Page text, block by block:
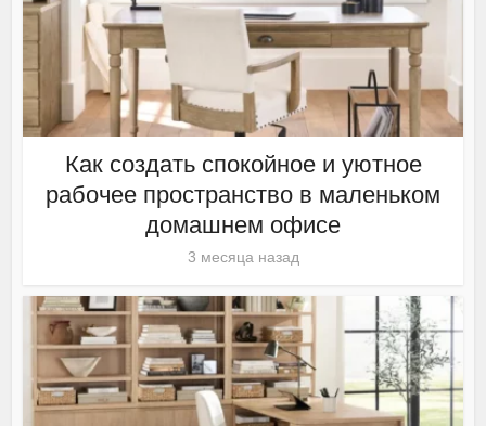
Как создать спокойное и уютное
рабочее пространство в маленьком
домашнем офисе
3 месяца назад